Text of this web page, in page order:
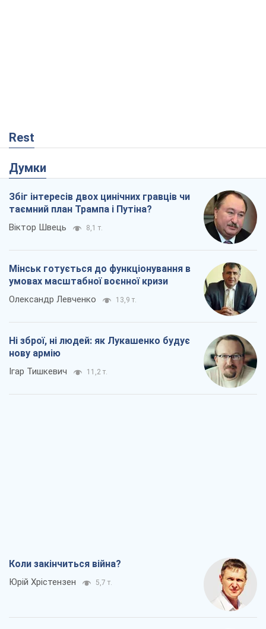
Rest
Думки
Збіг інтересів двох цинічних гравців чи
таємний план Трампа і Путіна?
Віктор Швець 8,1 т.
Мінськ готується до функціонування в
умовах масштабної воєнної кризи
Олександр Левченко 13,9 т.
Ні зброї, ні людей: як Лукашенко будує
нову армію
Ігар Тишкевич 11,2 т.
Коли закінчиться війна?
Юрій Хрістензен 5,7 т.